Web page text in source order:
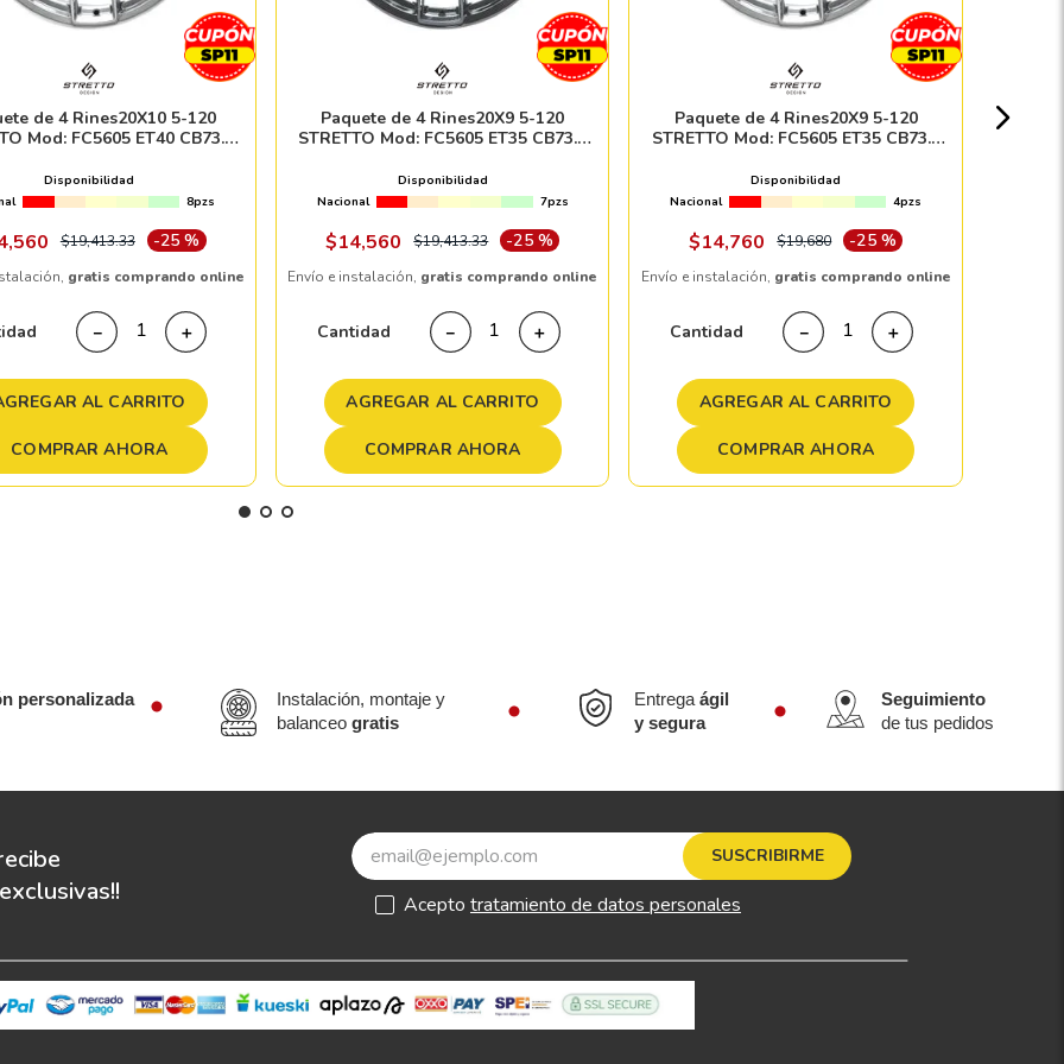
de 4 Rines20X10 5-120
Mod: FC5605 ET40 CB73.1
Disponibilidad
8pzs
,560 $19,413.33 -25 %
gratis comprando online
＋
－
AL CARRITO
COMPRAR AHORA
Paquete de 4 Rines20X9 5-120
STRETTO Mod: FC5605 ET35 CB73.1
Disponibilidad
Nacional
7pzs
$14,560 $19,413.33 -25 %
Envío e instalación, gratis comprando online
Cantidad ＋
－
AGREGAR AL CARRITO
COMPRAR AHORA
Paquete de 4 Rines20X9 5-120
STRETTO Mod: FC5605 ET35 CB73.1
Disponibilidad
Nacional
4pzs
$14,760 $19,680 -25 %
Envío e instalación, gratis comprando online
Cantidad ＋
－
AGREGAR AL CARRITO
COMPRAR AHORA
personalizada
Instalación, montaje y
balanceogratis
Entregaágil
y segura
Seguimiento
de tus pedidos
SUSCRIBIRME
Acepto tratamiento de datos personales